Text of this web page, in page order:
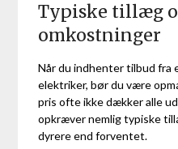
Typiske tillæg
omkostninger
Når du indhenter tilbud fra
elektriker, bør du være
pris ofte ikke dækker alle
opkræver nemlig typiske
dyrere end forventet.